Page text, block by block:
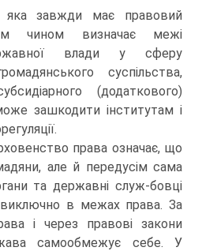
яка завжди має правовий
чином визначає межі
влади у сферу
суспільства,
(додаткового)
зашкодити інститутам і
права означає, що
але й передусім сама
та державні служ-бовці
виключно в межах права. За
і через правові закони
самообмежує себе. У